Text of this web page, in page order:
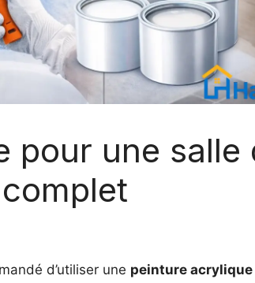
pour une salle
d’utiliser une peinture